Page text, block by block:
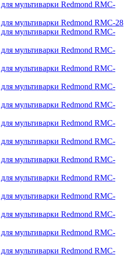
мультиварки Redmond RMC-
мультиварки Redmond RMC-28
мультиварки Redmond RMC-
мультиварки Redmond RMC-
мультиварки Redmond RMC-
мультиварки Redmond RMC-
мультиварки Redmond RMC-
мультиварки Redmond RMC-
мультиварки Redmond RMC-
мультиварки Redmond RMC-
мультиварки Redmond RMC-
мультиварки Redmond RMC-
мультиварки Redmond RMC-
мультиварки Redmond RMC-
мультиварки Redmond RMC-